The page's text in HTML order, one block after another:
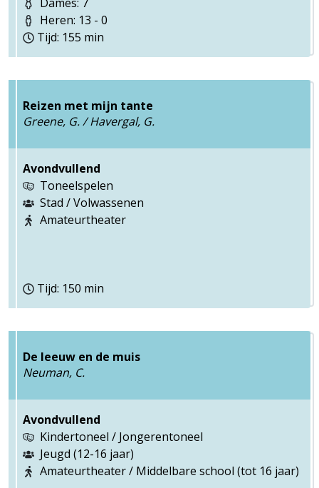
Heren: 13 - 0
Tijd: 155 min
Reizen met mijn tante
Greene, G. / Havergal, G.
Avondvullend
Toneelspelen
Stad / Volwassenen
Amateurtheater
Tijd: 150 min
De leeuw en de muis
Neuman, C.
Avondvullend
Kindertoneel / Jongerentoneel
Jeugd (12-16 jaar)
Amateurtheater / Middelbare school (tot 16 jaar)